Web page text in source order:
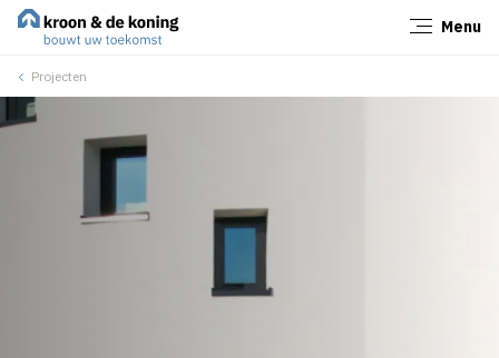
Menu
Projecten
Sluiten